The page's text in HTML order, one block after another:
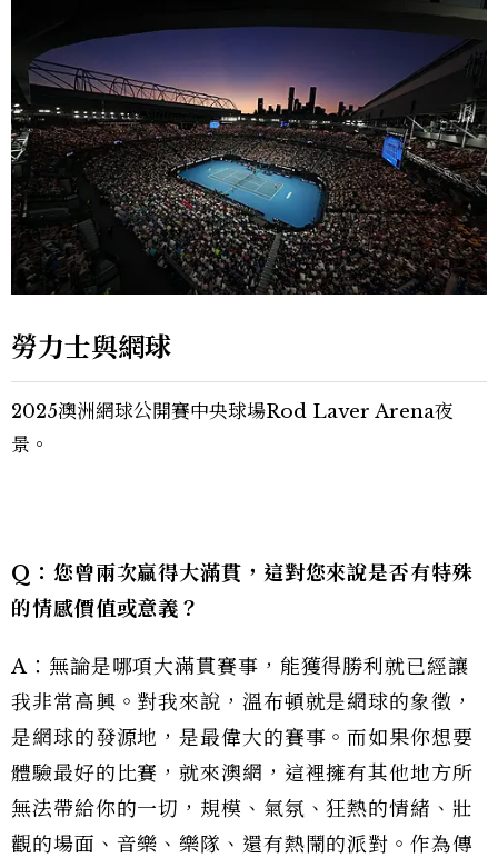
勞力士與網球
2025澳洲網球公開賽中央球場Rod Laver Arena夜
景。
Q：您曾兩次贏得大滿貫，這對您來說是否有特殊
的情感價值或意義？
A：無論是哪項大滿貫賽事，能獲得勝利就已經讓
我非常高興。對我來說，溫布頓就是網球的象徵，
是網球的發源地，是最偉大的賽事。而如果你想要
體驗最好的比賽，就來澳網，這裡擁有其他地方所
無法帶給你的一切，規模、氣氛、狂熱的情緒、壯
觀的場面、音樂、樂隊、還有熱鬧的派對。作為傳